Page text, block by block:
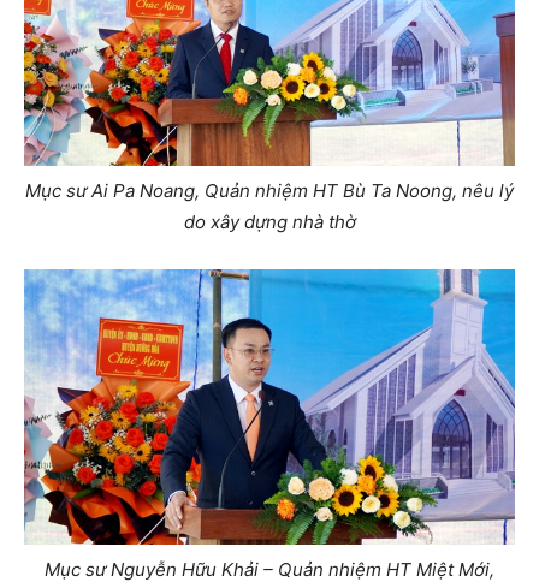
Mục sư Ai Pa Noang, Quản nhiệm HT Bù Ta Noong, nêu lý
do xây dựng nhà thờ
Mục sư Nguyễn Hữu Khải – Quản nhiệm HT Miệt Mới,